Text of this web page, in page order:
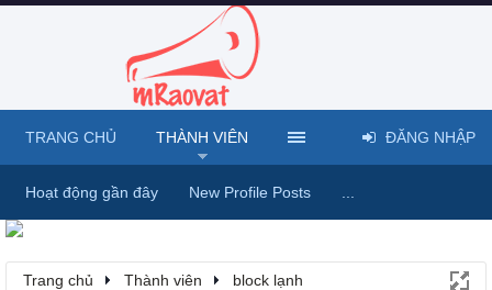
Trang chủ Thành viên block lạnh
TRANG CHỦ THÀNH VIÊN
Hoạt động gần đây New Profile Posts
ĐĂNG NHẬP